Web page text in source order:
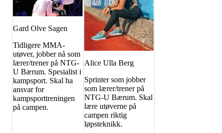
Gard Olve Sagen
Tidligere MMA-
utøver, jobber nå som
lærer/trener på NTG-
U Bærum. Spesialist i
kampsport. Skal ha
ansvar for
kampsporttreningen
på campen.
Alice Ulla Berg
Sprinter som jobber
som lærer/trener på
NTG-U Bærum. Skal
lære utøverne på
campen riktig
løpsteknikk.